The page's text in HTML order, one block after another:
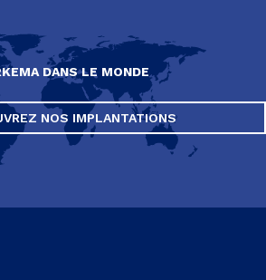
DANS LE MONDE
NOS IMPLANTATIONS